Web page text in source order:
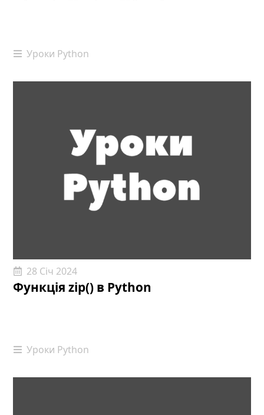
Уроки Python
Функція zip() в Python
28 Січ 2024
Уроки Python